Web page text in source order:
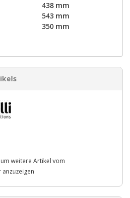
438 mm
543 mm
350 mm
weitere Artikel vom